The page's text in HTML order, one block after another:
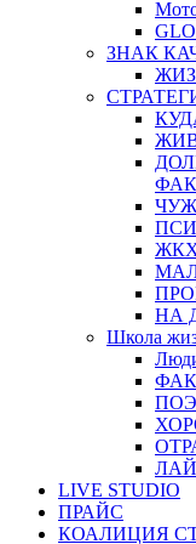
ЗНАК
НА
Школа
LIVE STUDIO
ПРАЙС
КОАЛИЦИЯ